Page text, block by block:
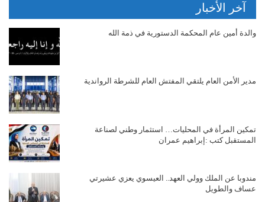
آخر الأخبار
والدة أمين عام المحكمة الدستورية في ذمة الله
مدير الأمن العام يلتقي المفتش العام للشرطة الرواندية
تمكين المرأة في المحليات… استثمار وطني لصناعة
المستقبل كتب :إبراهيم عمران
مندوبا عن الملك وولي العهد.. العيسوي يعزي عشيرتي
عساف والطويل